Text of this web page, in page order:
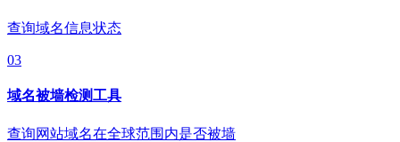
查询域名信息状态
03
域名被墙检测工具
查询网站域名在全球范围内是否被墙